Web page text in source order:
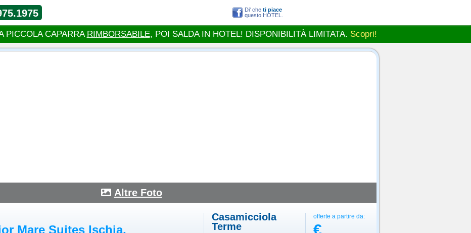
Altre Foto
Mare Suites Ischia,
offerte a partire da:
Casamicciola
Terme
Di' che ti piace
questo HOTEL.
PICCOLA CAPARRA RIMBORSABILE, POI SALDA IN HOTEL! DISPONIBILITÀ LIMITATA. Scopri!